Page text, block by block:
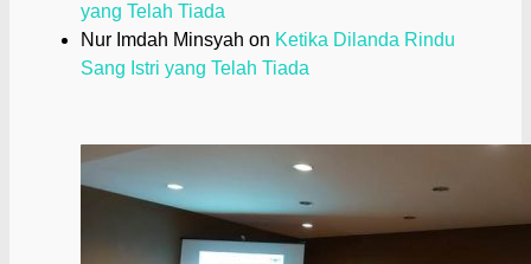
yang Telah Tiada
Nur Imdah Minsyah on Ketika Dilanda Rindu
Sang Istri yang Telah Tiada